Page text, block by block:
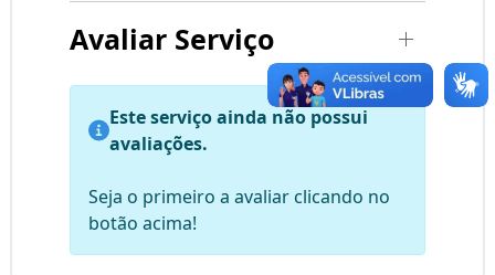
Avaliar Serviço
Este serviço ainda não possui
avaliações.
Seja o primeiro a avaliar clicando no
botão acima!